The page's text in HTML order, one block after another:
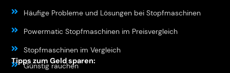
Häufige Probleme und Lösungen bei Stopfmaschinen
Powermatic Stopfmaschinen im Preisvergleich
Stopfmaschinen im Vergleich
Tipps zum Geld sparen:
Günstig rauchen